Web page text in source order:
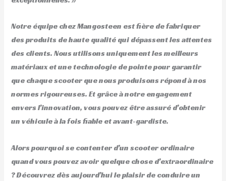
Notre équipe chez Mangosteen est fière de fabriquer
des produits de haute qualité qui dépassent les attentes
des clients. Nous utilisons uniquement les meilleurs
matériaux et une technologie de pointe pour garantir
que chaque scooter que nous produisons répond à nos
normes rigoureuses. Et grâce à notre engagement
envers l’innovation, vous pouvez être assuré d’obtenir
un véhicule à la fois fiable et avant-gardiste.
Alors pourquoi se contenter d’un scooter ordinaire
quand vous pouvez avoir quelque chose d’extraordinaire
? Découvrez dès aujourd’hui le plaisir de conduire un